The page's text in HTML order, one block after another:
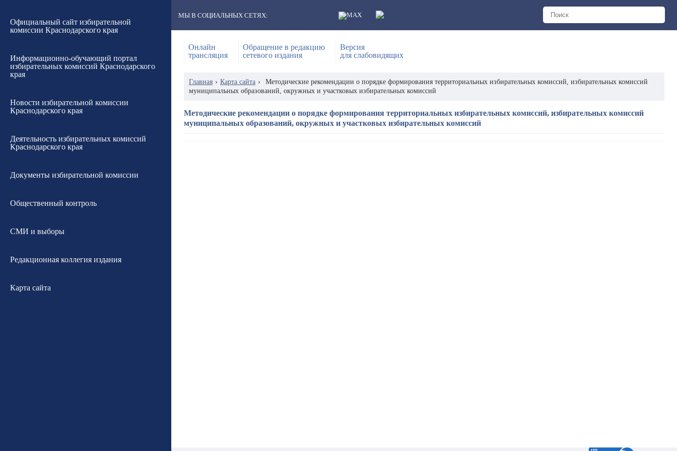
Официальный сайт избирательной
комиссии Краснодарского края
Информационно-обучающий портал
избирательных комиссий Краснодарского
края
Новости избирательной комиссии
Краснодарского края
Деятельность избирательных комиссий
Краснодарского края
Документы избирательной комиссии
Общественный контроль
СМИ и выборы
Редакционная коллегия издания
Карта сайта
МЫ В СОЦИАЛЬНЫХ СЕТЯХ:
Онлайн
трансляция
Обращение в редакцию
сетевого издания
Версия
для слабовидящих
Главная › Карта сайта ›
Методические рекомендации о порядке формирования территориальных избирательных комиссий, избирательных комиссий
муниципальных образований, окружных и участковых избирательных комиссий
Методические рекомендации о порядке формирования территориальных избирательных комиссий, избирательных комиссий
муниципальных образований, окружных и участковых избирательных комиссий